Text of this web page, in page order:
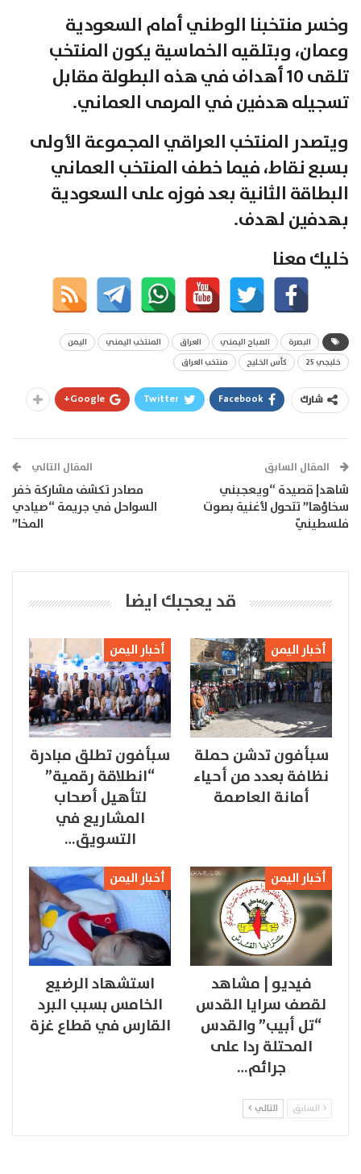
وخسر منتخبنا الوطني أمام السعودية
وعمان، وبتلقيه الخماسية يكون المنتخب
تلقى 10 أهداف في هذه البطولة مقابل
تسجيله هدفين في المرمى العماني.
ويتصدر المنتخب العراقي المجموعة الأولى
بسبع نقاط، فيما خطف المنتخب العماني
البطاقة الثانية بعد فوزه على السعودية
بهدفين لهدف.
خليك معنا
البصرة الصباح اليمني العراق المنتخب اليمني
اليمن
خليجي 25
كأس الخليج منتخب العراق
شارك Facebook
Twitter
Google+
المقال السابق
شاهد| قصيدة “ويعجبني
سخاؤها” تتحول لأغنية بصوت
فلسطينيّ
المقال التالي
مصادر تكشف مشاركة خفر
السواحل في جريمة “صيادي
المخا”
قد يعجبك ايضا
أخبار اليمن
سبأفون تدشن حملة
نظافة بعدد من أحياء
أمانة العاصمة
أخبار اليمن
سبأفون تطلق مبادرة
“انطلاقة رقمية”
لتأهيل أصحاب
المشاريع في
التسويق…
أخبار اليمن
فيديو | مشاهد
لقصف سرايا القدس
“تل أبيب” والقدس
المحتلة ردا على
جرائم…
أخبار اليمن
استشهاد الرضيع
الخامس بسبب البرد
القارس في قطاع غزة
السابق التالي